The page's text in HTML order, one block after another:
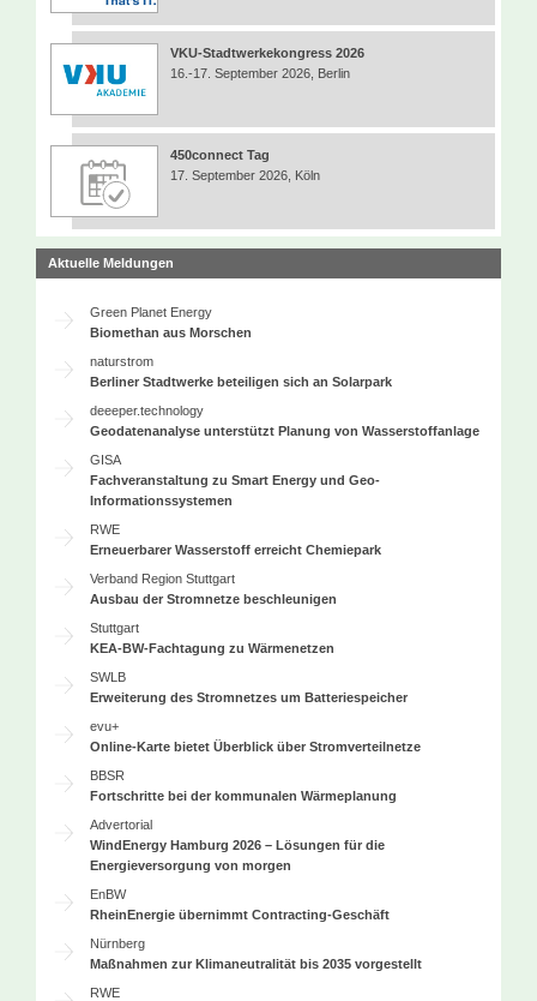
VKU-Stadtwerkekongress 2026
16.-17. September 2026, Berlin
450connect Tag
17. September 2026, Köln
Aktuelle Meldungen
Green Planet Energy
Biomethan aus Morschen
naturstrom
Berliner Stadtwerke beteiligen sich an Solarpark
deeeper.technology
Geodatenanalyse unterstützt Planung von Wasserstoffanlage
GISA
Fachveranstaltung zu Smart Energy und Geo-
Informationssystemen
RWE
Erneuerbarer Wasserstoff erreicht Chemiepark
Verband Region Stuttgart
Ausbau der Stromnetze beschleunigen
Stuttgart
KEA-BW-Fachtagung zu Wärmenetzen
SWLB
Erweiterung des Stromnetzes um Batteriespeicher
evu+
Online-Karte bietet Überblick über Stromverteilnetze
BBSR
Fortschritte bei der kommunalen Wärmeplanung
Advertorial
WindEnergy Hamburg 2026 – Lösungen für die
Energieversorgung von morgen
EnBW
RheinEnergie übernimmt Contracting-Geschäft
Nürnberg
Maßnahmen zur Klimaneutralität bis 2035 vorgestellt
RWE